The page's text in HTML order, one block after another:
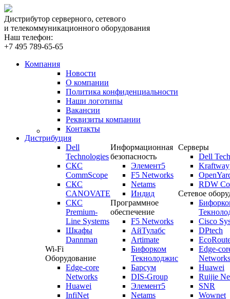
Дистрибутор серверного, сетевого
и телекоммуникационного оборудования
Наш телефон:
+7 495 789-65-65
Компания
Новости
О компании
Политика конфиденциальности
Наши логотипы
Вакансии
Реквизиты компании
Контакты
Дистрибуция
Dell
Technologies
СКС
CommScope
СКС
CANOVATE
СКС
Premium-
Line Systems
Шкафы
Dannman
Wi-Fi
Оборудование
Edge-core
Networks
Huawei
InfiNet
Информационная
безопасность
Элемент5
F5 Networks
Netams
Индид
Программное
обеспечение
F5 Networks
АйТулабс
Artimate
Бифорком
Текнолоджис
Барсум
DIS-Group
Элемент5
Netams
Серверы
Dell
Kraftway
RDW
Сетевое
Cisco
DPtech
Edge-
Networks
Huawei
Ruijie
SNR
Wownet